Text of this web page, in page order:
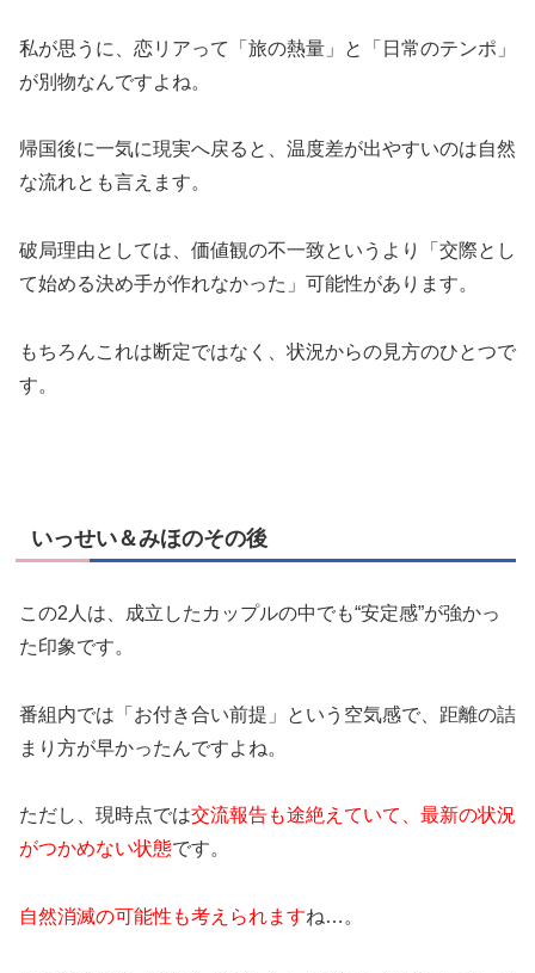
私が思うに、恋リアって「旅の熱量」と「日常のテンポ」
が別物なんですよね。
帰国後に一気に現実へ戻ると、温度差が出やすいのは自然
な流れとも言えます。
破局理由としては、価値観の不一致というより「交際とし
て始める決め手が作れなかった」可能性があります。
もちろんこれは断定ではなく、状況からの見方のひとつで
す。
いっせい＆みほのその後
この2人は、成立したカップルの中でも“安定感”が強かっ
た印象です。
番組内では「お付き合い前提」という空気感で、距離の詰
まり方が早かったんですよね。
ただし、現時点では交流報告も途絶えていて、最新の状況
がつかめない状態です。
自然消滅の可能性も考えられますね…。